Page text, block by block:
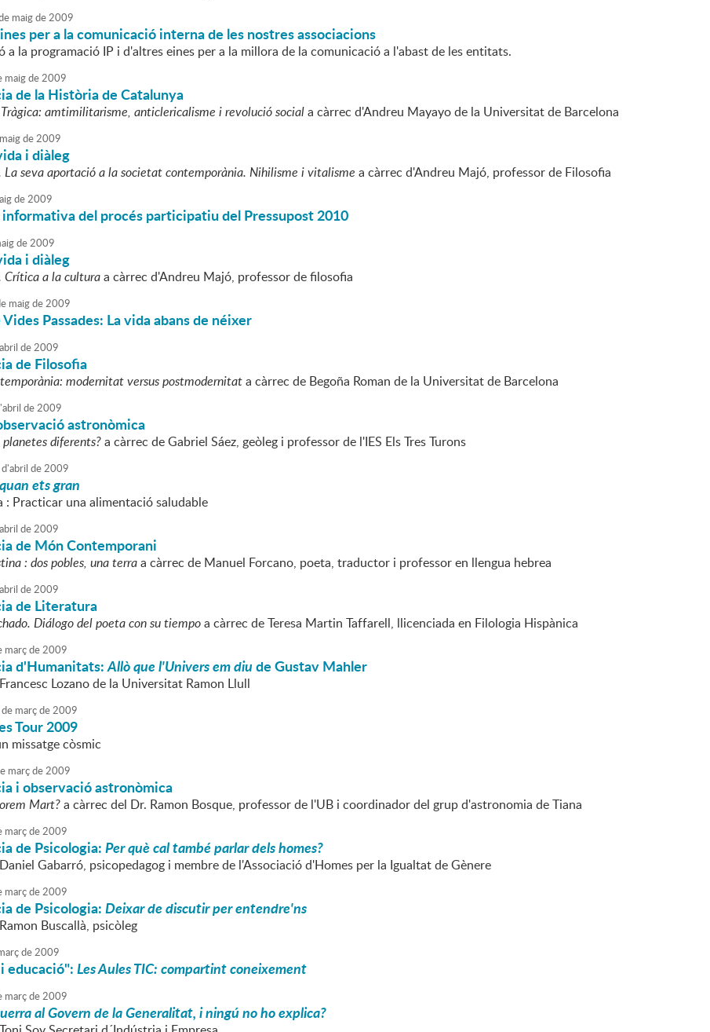
maigde2009
per a la comunicació interna de les nostres associacions
a la programació IP i d'altres eines per a la millora de la comunicació a l'abast de les entitats.
maigde2009
de la Història de Catalunya
amtimilitarisme, anticlericalisme i revolució sociala càrrec d'Andreu Mayayo de la Universitat de Barcelona
maigde2009
i diàleg
La seva aportació a la societat contemporània. Nihilisme i vitalisme a càrrec d'Andreu Majó, professor de Filosofia
de2009
del procés participatiu del Pressupost 2010
de2009
i diàleg
Crítica a la culturaa càrrec d'Andreu Majó, professor de filosofia
maigde2009
Passades: La vida abans de néixer
abril de2009
de Filosofia
modernitat versus postmodernitata càrrec de Begoña Roman de la Universitat de Barcelona
abril de2009
astronòmica
diferents?a càrrec de Gabriel Sáez, geòleg i professor de l'IES Els Tres Turons
d'abril de2009
ets gran
: Practicar una alimentació saludable
abril de2009
de Món Contemporani
: dos pobles, una terraa càrrec de Manuel Forcano, poeta, traductor i professor en llengua hebrea
abril de2009
de Literatura
Diálogo del poeta con su tiempoa càrrec de Teresa Martin Taffarell, llicenciada en Filologia Hispànica
marçde2009
d'Humanitats:Allò que l'Univers em diude Gustav Mahler
Lozano de la Universitat Ramon Llull
de marçde2009
Tour 2009
missatge còsmic
marçde2009
i observació astronòmica
Mart?a càrrec del Dr. Ramon Bosque, professor de l'UB i coordinador del grup d'astronomia de Tiana
marçde2009
de Psicologia:Per què cal també parlar dels homes?
Gabarró, psicopedagog i membre de l'Associació d'Homes per la Igualtat de Gènere
marçde2009
de Psicologia:Deixar de discutir per entendre'ns
Buscallà, psicòleg
de2009
educació":Les Aules TIC: compartint coneixement
marçde2009
al Govern de la Generalitat, i ningú no ho explica?